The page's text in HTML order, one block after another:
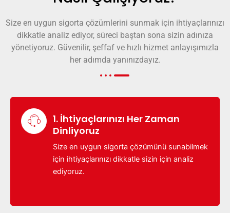
Size en uygun sigorta çözümlerini sunmak için ihtiyaçlarınızı
dikkatle analiz ediyor, süreci baştan sona sizin adınıza
yönetiyoruz. Güvenilir, şeffaf ve hızlı hizmet anlayışımızla
her adımda yanınızdayız.
1. İhtiyaçlarınızı Her Zaman
Dinliyoruz
Size en uygun sigorta çözümünü sunabilmek
için ihtiyaçlarınızı dikkatle sizin için analiz
ediyoruz.